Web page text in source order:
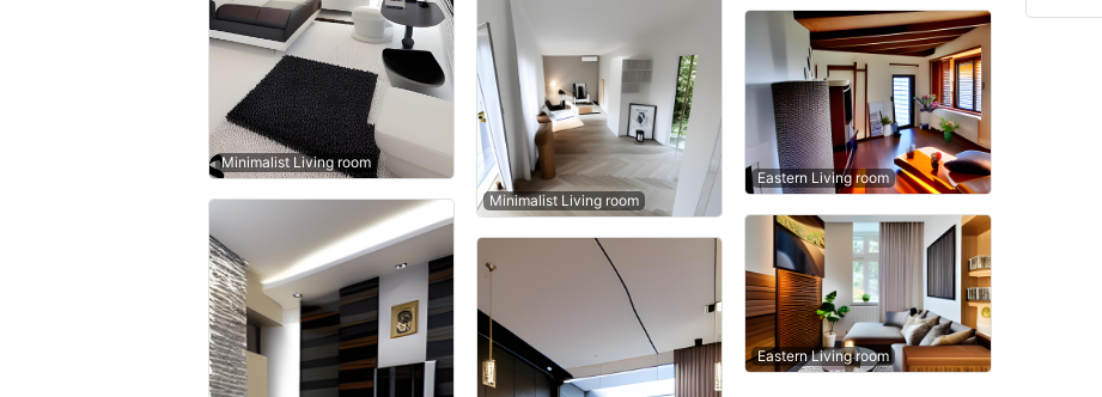
Minimalist Living room
Minimalist Living room
Eastern Living room
Eastern Living room